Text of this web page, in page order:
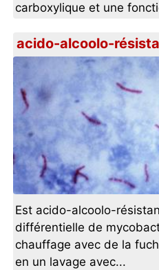
carboxylique et une
acido-alcoolo-
Est acido-alcoolo-
différentielle de
chauffage avec de la
en un lavage avec...